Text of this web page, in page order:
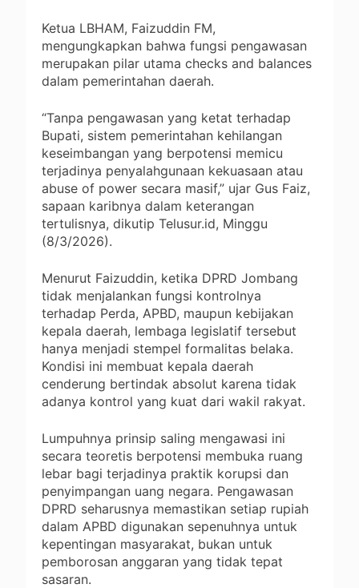
Ketua LBHAM, Faizuddin FM,
mengungkapkan bahwa fungsi pengawasan
merupakan pilar utama checks and balances
dalam pemerintahan daerah.
“Tanpa pengawasan yang ketat terhadap
Bupati, sistem pemerintahan kehilangan
keseimbangan yang berpotensi memicu
terjadinya penyalahgunaan kekuasaan atau
abuse of power secara masif,” ujar Gus Faiz,
sapaan karibnya dalam keterangan
tertulisnya, dikutip Telusur.id, Minggu
(8/3/2026).
Menurut Faizuddin, ketika DPRD Jombang
tidak menjalankan fungsi kontrolnya
terhadap Perda, APBD, maupun kebijakan
kepala daerah, lembaga legislatif tersebut
hanya menjadi stempel formalitas belaka.
Kondisi ini membuat kepala daerah
cenderung bertindak absolut karena tidak
adanya kontrol yang kuat dari wakil rakyat.
Lumpuhnya prinsip saling mengawasi ini
secara teoretis berpotensi membuka ruang
lebar bagi terjadinya praktik korupsi dan
penyimpangan uang negara. Pengawasan
DPRD seharusnya memastikan setiap rupiah
dalam APBD digunakan sepenuhnya untuk
kepentingan masyarakat, bukan untuk
pemborosan anggaran yang tidak tepat
sasaran.